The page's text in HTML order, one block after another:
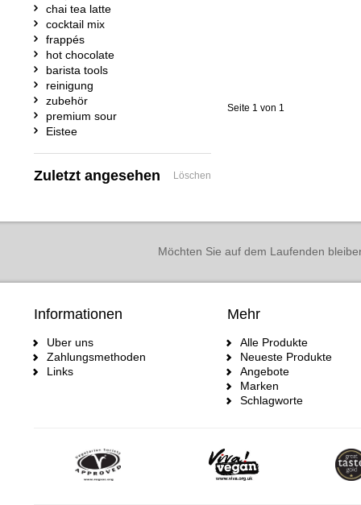
Seite 1 von 1
chai tea latte
cocktail mix
frappés
hot chocolate
barista tools
reinigung
zubehör
premium sour
Eistee
Zuletzt angesehen Löschen
Möchten Sie auf dem Laufenden
Informationen
Uber uns
Zahlungsmethoden
Links
Mehr
Alle Produkte
Neueste Produkte
Angebote
Marken
Schlagworte